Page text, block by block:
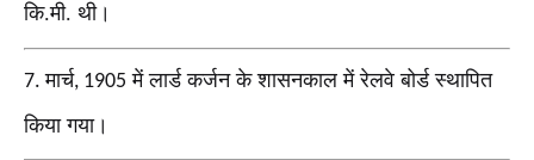
कि.मी. थी।
7.मार्च, 1905 में लार्ड कर्जन के शासनकाल में रेलवे बोर्ड स्थापित
किया गया।